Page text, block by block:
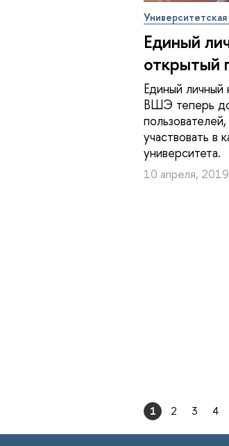
Единый
открытый
Единый
ВШЭ теперь
участвовать в
университета.
10 апреля, 2019
1 2 3 4